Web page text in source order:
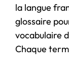
la langue
glossaire
vocabulaire
Chaque